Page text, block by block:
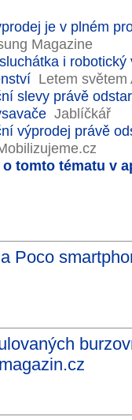
je v plném
Magazine
i
Letem světem
slevy právě
Jablíčkář
výprodej právě
tomto tématu v
Poco